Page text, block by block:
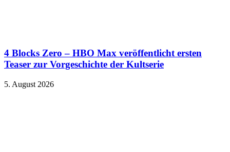
4 Blocks Zero – HBO Max veröffentlicht ersten
Teaser zur Vorgeschichte der Kultserie
5. August 2026